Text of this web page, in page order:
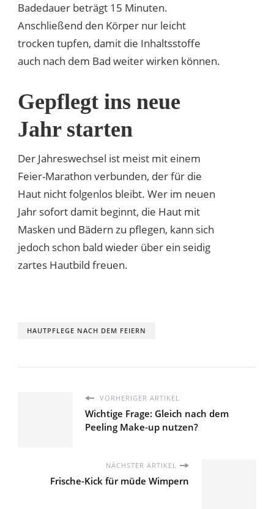
Badedauer beträgt 15 Minuten.
Anschließend den Körper nur leicht
trocken tupfen, damit die Inhaltsstoffe
auch nach dem Bad weiter wirken können.
Gepflegt ins neue
Jahr starten
Der Jahreswechsel ist meist mit einem
Feier-Marathon verbunden, der für die
Haut nicht folgenlos bleibt. Wer im neuen
Jahr sofort damit beginnt, die Haut mit
Masken und Bädern zu pflegen, kann sich
jedoch schon bald wieder über ein seidig
zartes Hautbild freuen.
HAUTPFLEGE NACH DEM FEIERN
VORHERIGER ARTIKEL
Wichtige Frage: Gleich nach dem
Peeling Make-up nutzen?
NÄCHSTER ARTIKEL
Frische-Kick für müde Wimpern